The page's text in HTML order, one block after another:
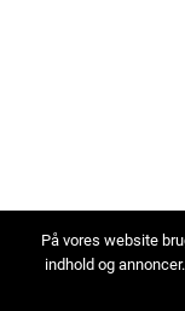
På vores website
indhold og